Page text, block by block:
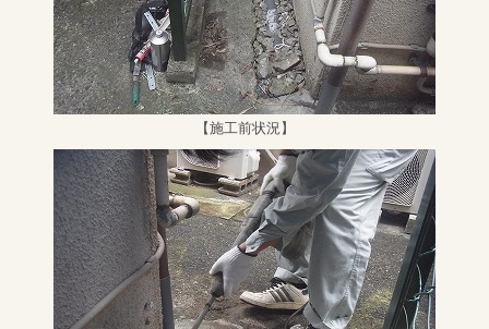
【施工前状況】